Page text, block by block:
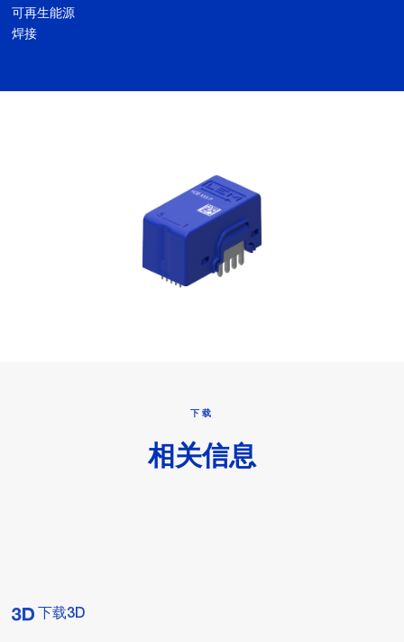
可再生能源
焊接
下载
相关信息
下载3D